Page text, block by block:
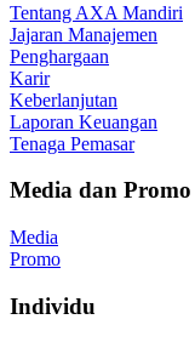
Tentang AXA Mandiri
Jajaran Manajemen
Penghargaan
Karir
Keberlanjutan
Laporan Keuangan
Tenaga Pemasar
Media dan Promo
Media
Promo
Individu